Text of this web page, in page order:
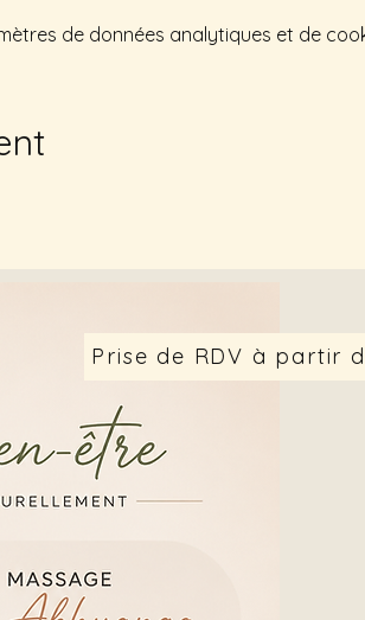
de données analytiques et de
Prise de RDV à partir